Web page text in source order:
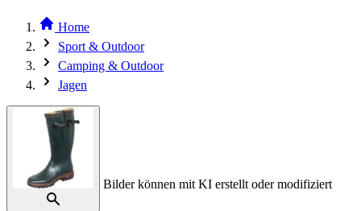
Home
Sport & Outdoor
Camping & Outdoor
Jagen
Bilder können mit KI erstellt oder modifiziert